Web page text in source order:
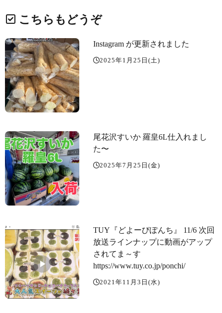
こちらもどうぞ
Instagram が更新されました
2025年1月25日(土)
尾花沢すいか 羅皇6L仕入れまし
た〜
2025年7月25日(金)
TUY『どよーびぽんち』 11/6 次回
放送ラインナップに動画がアップ
されてま～す️
https://www.tuy.co.jp/ponchi/
2021年11月3日(水)